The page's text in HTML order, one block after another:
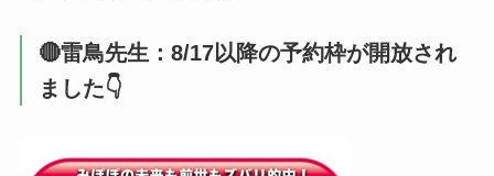
🔴雷鳥先生：8/17以降の予約枠が開放され
ました👇️